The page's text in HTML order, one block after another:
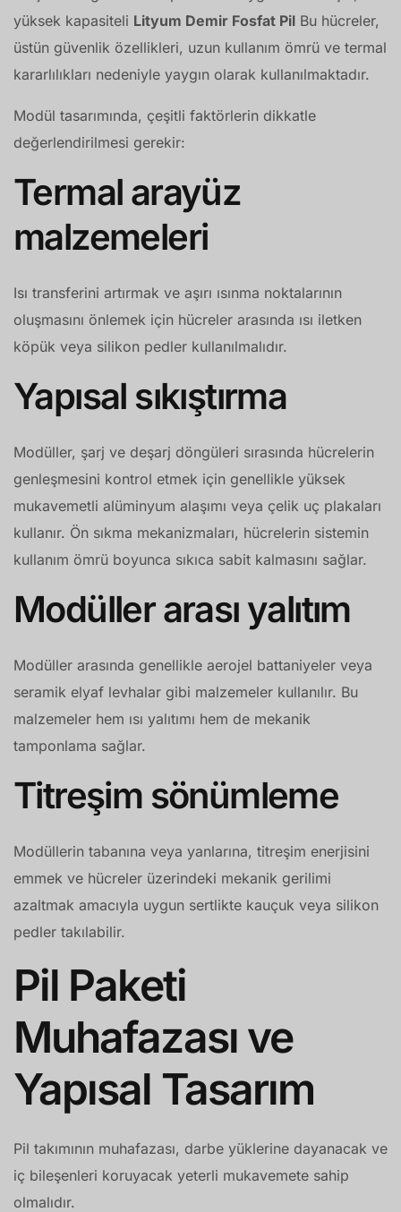
yüksek kapasiteli Lityum Demir Fosfat Pil Bu hücreler,
üstün güvenlik özellikleri, uzun kullanım ömrü ve termal
kararlılıkları nedeniyle yaygın olarak kullanılmaktadır.
Modül tasarımında, çeşitli faktörlerin dikkatle
değerlendirilmesi gerekir:
Termal arayüz
malzemeleri
Isı transferini artırmak ve aşırı ısınma noktalarının
oluşmasını önlemek için hücreler arasında ısı iletken
köpük veya silikon pedler kullanılmalıdır.
Yapısal sıkıştırma
Modüller, şarj ve deşarj döngüleri sırasında hücrelerin
genleşmesini kontrol etmek için genellikle yüksek
mukavemetli alüminyum alaşımı veya çelik uç plakaları
kullanır. Ön sıkma mekanizmaları, hücrelerin sistemin
kullanım ömrü boyunca sıkıca sabit kalmasını sağlar.
Modüller arası yalıtım
Modüller arasında genellikle aerojel battaniyeler veya
seramik elyaf levhalar gibi malzemeler kullanılır. Bu
malzemeler hem ısı yalıtımı hem de mekanik
tamponlama sağlar.
Titreşim sönümleme
Modüllerin tabanına veya yanlarına, titreşim enerjisini
emmek ve hücreler üzerindeki mekanik gerilimi
azaltmak amacıyla uygun sertlikte kauçuk veya silikon
pedler takılabilir.
Pil Paketi
Muhafazası ve
Yapısal Tasarım
Pil takımının muhafazası, darbe yüklerine dayanacak ve
iç bileşenleri koruyacak yeterli mukavemete sahip
olmalıdır.